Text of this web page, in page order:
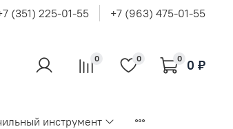
(351) 225-01-55 +7 (963) 475-01-55
0 0 0 0 ₽
инструмент